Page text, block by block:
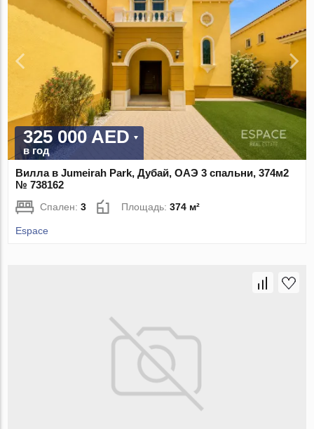
325 000 AED
в год
Вилла в Jumeirah Park, Дубай, ОАЭ 3 спальни, 374м2
№ 738162
Спален:3 Площадь:374 м²
Espace